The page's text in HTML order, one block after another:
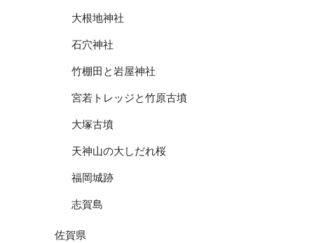
大根地神社
石穴神社
竹棚田と岩屋神社
宮若トレッジと竹原古墳
大塚古墳
天神山の大しだれ桜
福岡城跡
志賀島
佐賀県